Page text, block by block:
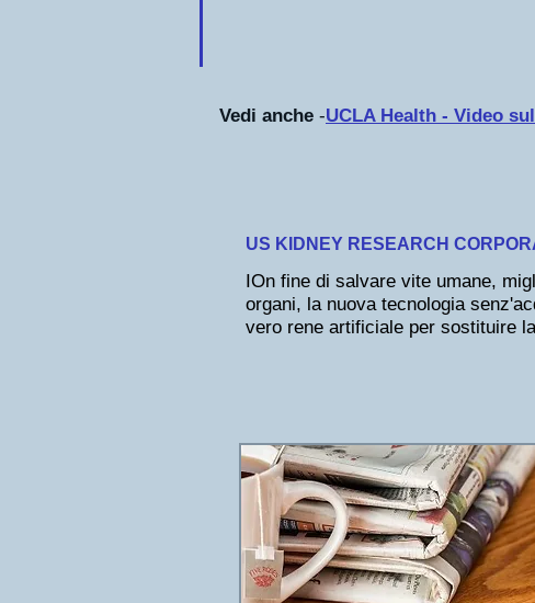
Vedi anche -UCLA Health - Video
US KIDNEY RESEARCH
IOn fine di salvare vite umane,
organi, la nuova tecnologia
vero rene artificiale per sostituire